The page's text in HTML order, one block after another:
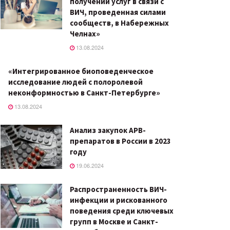
ВИЧ, проведенная силами
сообществ, в Набережных
Челнах»
13.08.2024
«Интегрированное биоповеденческое
исследование людей с полоролевой
неконформностью в Санкт-Петербурге»
13.08.2024
Анализ закупок АРВ-
препаратов в России в 2023
году
19.06.2024
Распространенность ВИЧ-
инфекции и рискованного
поведения среди ключевых
групп в Москве и Санкт-